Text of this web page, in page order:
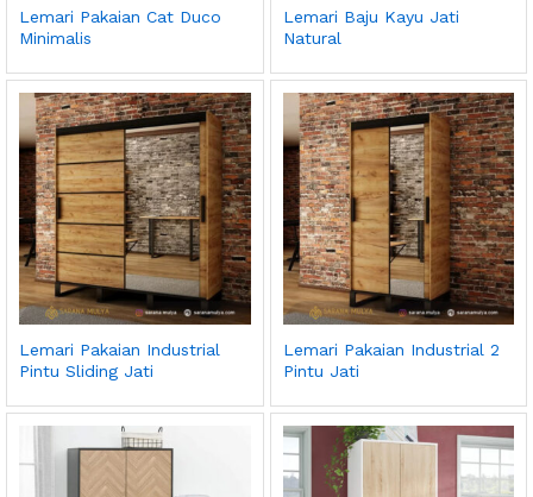
Lemari Pakaian Cat Duco
Minimalis
Lemari Baju Kayu Jati
Natural
Lemari Pakaian Industrial
Pintu Sliding Jati
Lemari Pakaian Industrial 2
Pintu Jati